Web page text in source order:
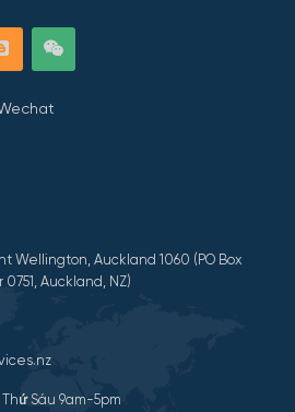
Wellington, Auckland 1060 (PO Box
Auckland, NZ)
Sáu 9am-5pm